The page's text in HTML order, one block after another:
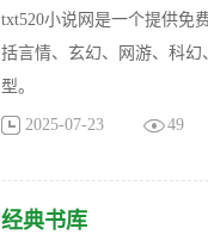
txt520小说网是一个提供免
括言情、玄幻、网游、科
型。
2025-07-23 49
经典书库